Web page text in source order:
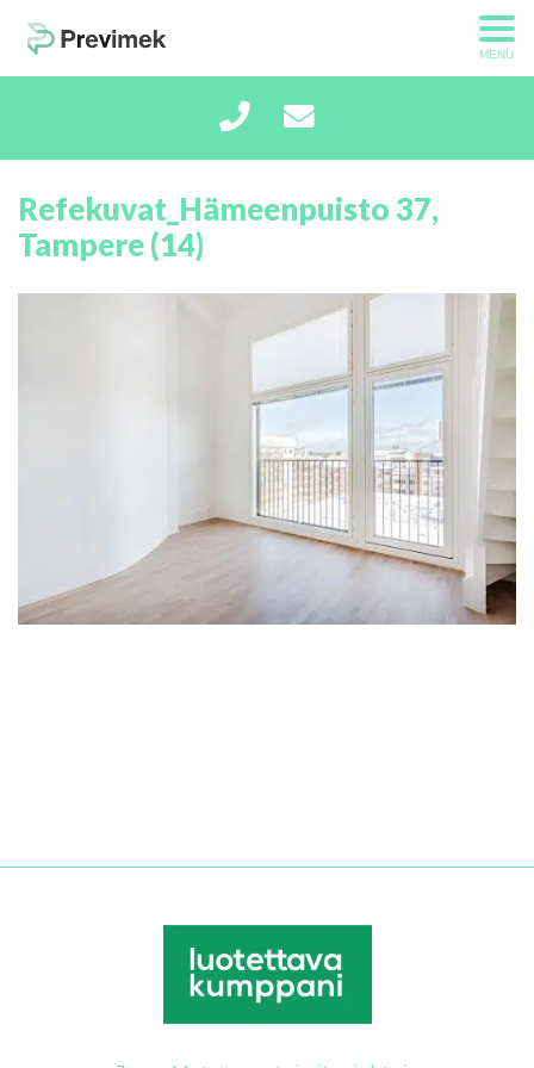
MENU
Refekuvat_Hämeenpuisto 37,
Tampere (14)